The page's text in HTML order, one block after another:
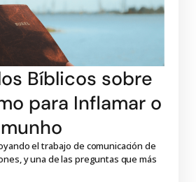
Bíblicos sobre
para Inflamar o
el trabajo de comunicación de
y una de las preguntas que más